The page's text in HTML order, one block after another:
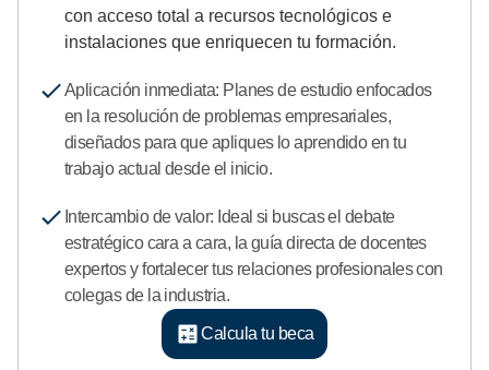
i
a
con acceso total a recursos tecnológicos e
instalaciones que enriquecen tu formación.
Aplicación inmediata: Planes de estudio enfocados
en la resolución de problemas empresariales,
diseñados para que apliques lo aprendido en tu
trabajo actual desde el inicio.
Intercambio de valor: Ideal si buscas el debate
estratégico cara a cara, la guía directa de docentes
expertos y fortalecer tus relaciones profesionales con
colegas de la industria.
Calcula tu beca